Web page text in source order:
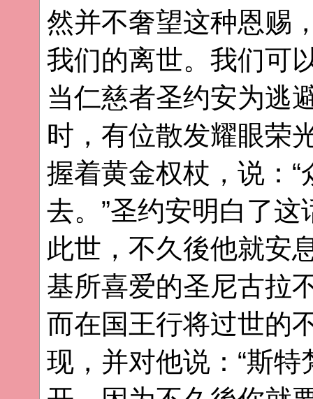
然并不奢望这种恩赐
我们的离世。我们可
当仁慈者圣约安为逃
时，有位散发耀眼荣
握着黄金权杖，说：
去。”圣约安明白了
此世，不久後他就安
基所喜爱的圣尼古拉
而在国王行将过世的
现，并对他说：“斯